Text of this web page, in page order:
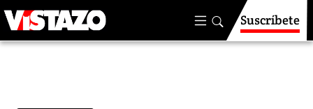
Suscríbete